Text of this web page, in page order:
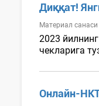
Диққат!
Материал
2023
чекларига
Онлайн-